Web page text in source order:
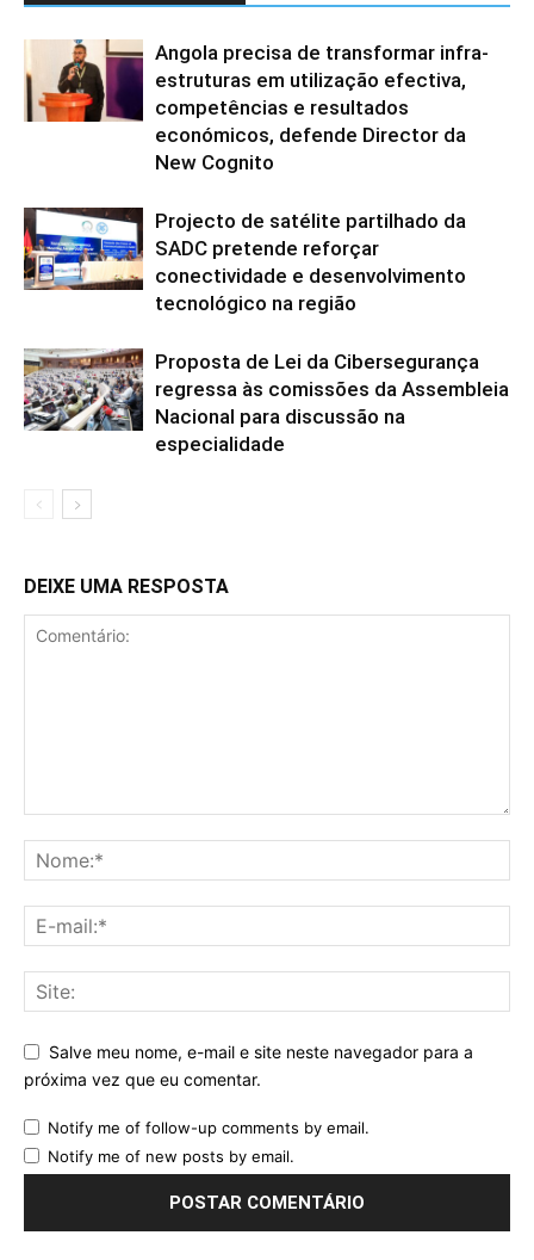
Angola precisa de transformar infra-
estruturas em utilização efectiva,
competências e resultados
económicos, defende Director da
New Cognito
Projecto de satélite partilhado da
SADC pretende reforçar
conectividade e desenvolvimento
tecnológico na região
Proposta de Lei da Cibersegurança
regressa às comissões da Assembleia
Nacional para discussão na
especialidade
DEIXE UMA RESPOSTA
Salve meu nome, e-mail e site neste navegador para a
próxima vez que eu comentar.
Notify me of follow-up comments by email.
Notify me of new posts by email.